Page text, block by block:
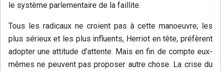
le système parlementaire de la faillite.
Tous les radicaux ne croient pas à cette manoeuvre; les
plus sérieux et les plus influents, Herriot en tête, préfèrent
adopter une attitude d'attente. Mais en fin de compte eux-
mêmes ne peuvent pas proposer autre chose. La crise du